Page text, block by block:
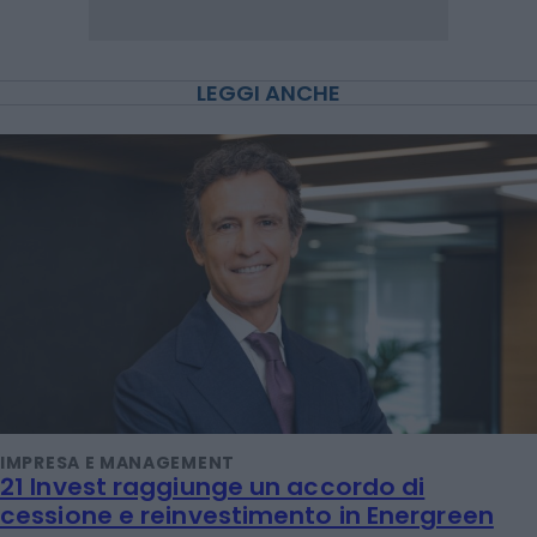
LEGGI ANCHE
IMPRESA E MANAGEMENT
21 Invest raggiunge un accordo di
cessione e reinvestimento in Energreen